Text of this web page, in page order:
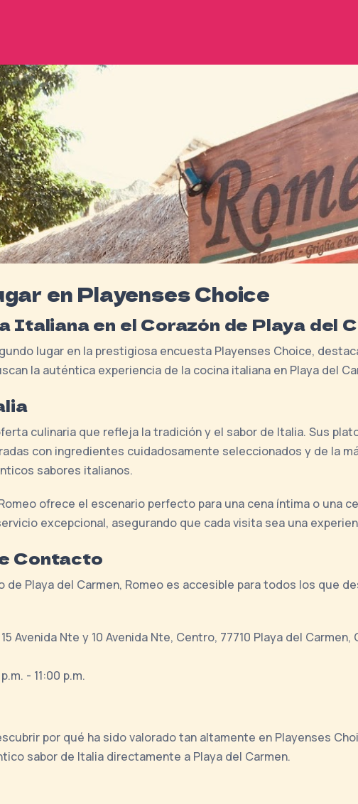
en Playenses Choice
Italiana en el Corazón de Playa del
lugar en la prestigiosa encuesta Playenses Choice,
la auténtica experiencia de la cocina italiana en Playa del
culinaria que refleja la tradición y el sabor de Italia. Sus
con ingredientes cuidadosamente seleccionados y de la
sabores italianos.
ofrece el escenario perfecto para una cena íntima o una
excepcional, asegurando que cada visita sea una
Contacto
Playa del Carmen, Romeo es accesible para todos los que
Avenida Nte y 10 Avenida Nte, Centro, 77710 Playa del Carmen,
- 11:00 p.m.
por qué ha sido valorado tan altamente en Playenses
sabor de Italia directamente a Playa del Carmen.